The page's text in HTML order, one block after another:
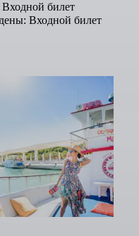
билет
Входной билет